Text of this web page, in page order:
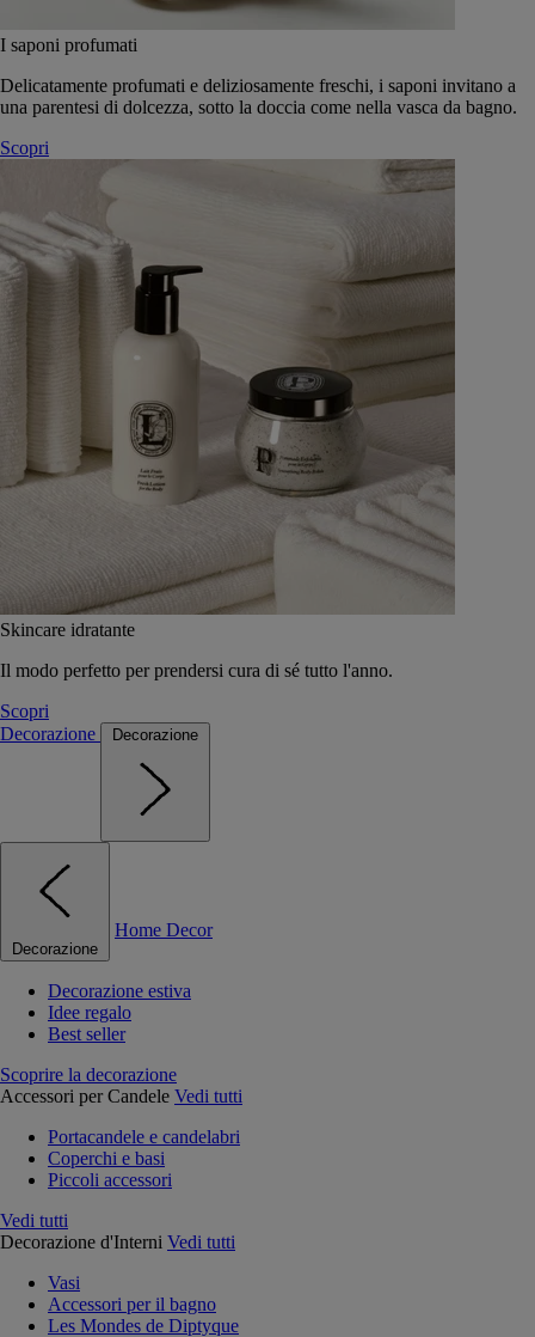
I saponi profumati
Delicatamente profumati e deliziosamente freschi, i saponi invitano a
una parentesi di dolcezza, sotto la doccia come nella vasca da bagno.
Scopri
Skincare idratante
Il modo perfetto per prendersi cura di sé tutto l'anno.
Scopri
Decorazione
Decorazione
Decorazione
Home Decor
Decorazione estiva
Idee regalo
Best seller
Scoprire la decorazione
Accessori per Candele Vedi tutti
Portacandele e candelabri
Coperchi e basi
Piccoli accessori
Vedi tutti
Decorazione d'Interni Vedi tutti
Vasi
Accessori per il bagno
Les Mondes de Diptyque